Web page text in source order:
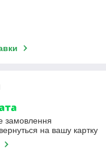
замовлення
на вашу картку